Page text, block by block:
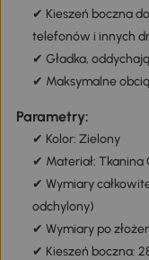
✔ Kieszeń boczna
telefonów i innych
✔ Gładka,
✔ Maksymalne
Parametry:
✔ Kolor: Zielony
✔ Materiał: Tkanina
✔ Wymiary
odchylony)
✔ Wymiary po
✔ Kieszeń boczna: